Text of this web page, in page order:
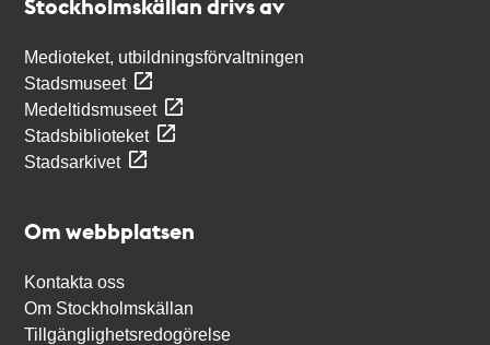
Stockholmskällan drivs av
Medioteket, utbildningsförvaltningen
Stadsmuseet
Medeltidsmuseet
Stadsbiblioteket
Stadsarkivet
Om webbplatsen
Kontakta oss
Om Stockholmskällan
Tillgänglighetsredogörelse